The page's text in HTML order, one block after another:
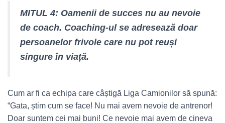
MITUL 4: Oamenii de succes nu au nevoie
de coach. Coaching-ul se adresează doar
persoanelor frivole care nu pot reuși
singure în viață.
Cum ar fi ca echipa care câștigă Liga Camionilor să spună:
“Gata, știm cum se face! Nu mai avem nevoie de antrenor!
Doar suntem cei mai buni! Ce nevoie mai avem de cineva